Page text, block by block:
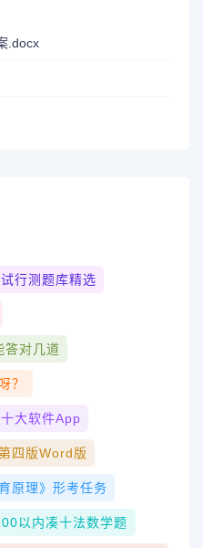
.docx
行测题库精选
答对几道
？
大软件app
四版word版
原理》形考任务
以内凑十法数学题